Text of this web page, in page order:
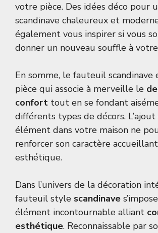
votre pièce. Des idées déco pour
scandinave chaleureux et
également vous inspirer si vous
donner un nouveau souffle à
En somme, le fauteuil
pièce qui associe à merveille le
confort tout en se fondant
différents types de décors. L’ajout
élément dans votre maison ne
renforcer son caractère
esthétique.
Dans l’univers de la décoration
fauteuil style scandinave
élément incontournable alliant
esthétique. Reconnaissable par